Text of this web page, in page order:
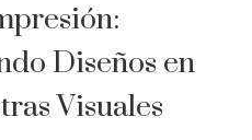
Diseños en
Visuales